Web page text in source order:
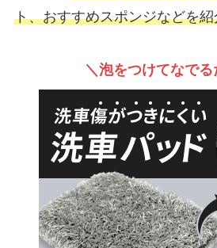
ト、おすすめスポンジなどを紹
＼泡をつけてなでる